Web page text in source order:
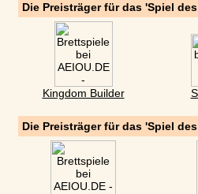
Die Preisträger für das 'Spiel
Kingdom Builder
Die Preisträger für das 'Spiel